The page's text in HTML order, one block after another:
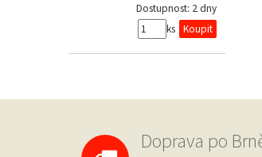
Dostupnost: 2 dny
ks
Doprava po